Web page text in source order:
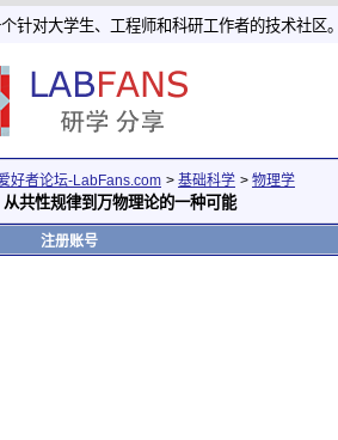
针对大学生、工程师和科研工作者的技术社区
好者论坛-LabFans.com > 基础科学 > 物理学
从共性规律到万物理论的一种可能
注册账号